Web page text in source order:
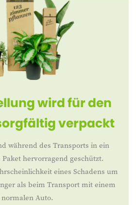
wird für den
verpackt
während des Transports in ein
hervorragend geschützt.
eines Schadens um
als beim Transport mit einem
normalen Auto.